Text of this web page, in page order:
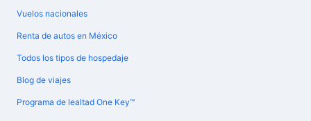
Vuelos nacionales
Renta de autos en México
Todos los tipos de hospedaje
Blog de viajes
Programa de lealtad One Key™